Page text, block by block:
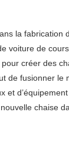
la fabrication
voiture de
créer des
de fusionner le
et d’équipement
chaise